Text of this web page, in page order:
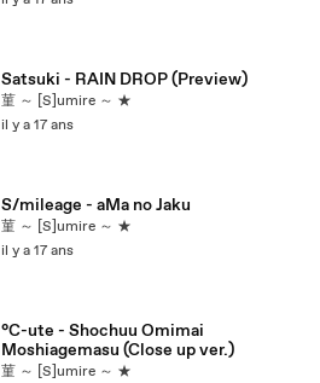
Satsuki - RAIN DROP (Preview)
菫 ～ [S]umire ～ ★
il y a 17 ans
S/mileage - aMa no Jaku
菫 ～ [S]umire ～ ★
il y a 17 ans
°C-ute - Shochuu Omimai
Moshiagemasu (Close up ver.)
菫 ～ [S]umire ～ ★